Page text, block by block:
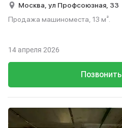
Москва, ул Профсоюзная, 33
Продажа машиноместа, 13 м².
Позвонить
14 апреля 2026